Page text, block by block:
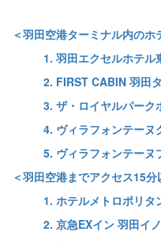
＜羽田空港ターミナル内のホ
1. 羽田エクセルホテル
2. FIRST CABIN 羽田
3. ザ・ロイヤルパーク
4. ヴィラフォンテーヌ
5. ヴィラフォンテーヌ
＜羽田空港までアクセス15分
1. ホテルメトロポリタ
2. 京急EXイン 羽田イ